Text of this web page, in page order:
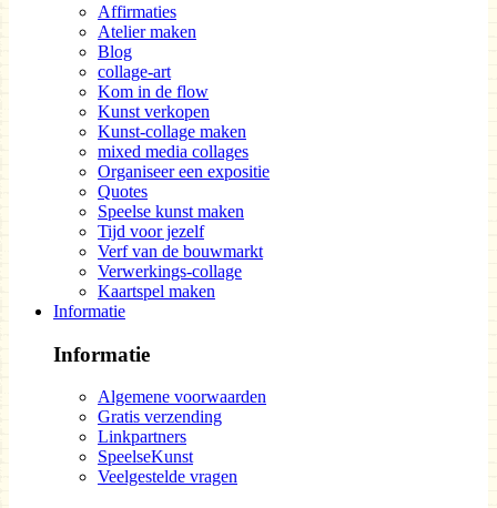
Affirmaties
Atelier maken
Blog
collage-art
Kom in de flow
Kunst verkopen
Kunst-collage maken
mixed media collages
Organiseer een expositie
Quotes
Speelse kunst maken
Tijd voor jezelf
Verf van de bouwmarkt
Verwerkings-collage
Kaartspel maken
Informatie
Informatie
Algemene voorwaarden
Gratis verzending
Linkpartners
SpeelseKunst
Veelgestelde vragen